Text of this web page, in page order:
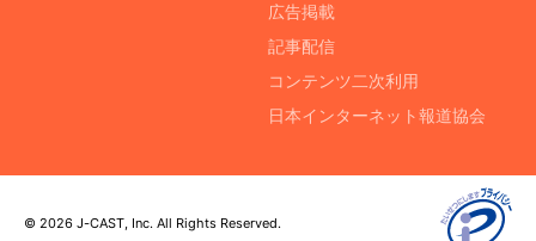
広告掲載
記事配信
コンテンツ二次利用
日本インターネット報道協会
© 2026 J-CAST, Inc. All Rights Reserved.